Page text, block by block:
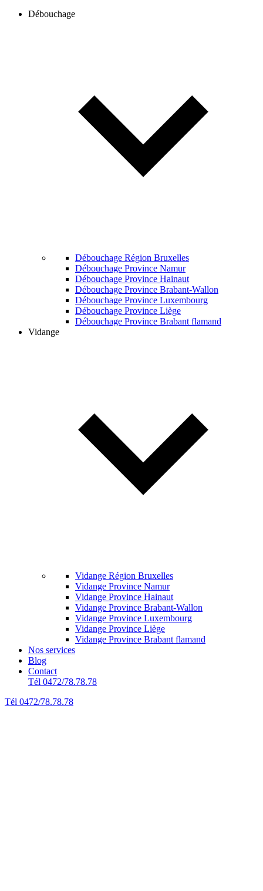
Débouchage
Débouchage Région Bruxelles
Débouchage Province Namur
Débouchage Province Hainaut
Débouchage Province Brabant-Wallon
Débouchage Province Luxembourg
Débouchage Province Liège
Débouchage Province Brabant flamand
Vidange
Vidange Région Bruxelles
Vidange Province Namur
Vidange Province Hainaut
Vidange Province Brabant-Wallon
Vidange Province Luxembourg
Vidange Province Liège
Vidange Province Brabant flamand
Nos services
Blog
Contact
Tél 0472/78.78.78
Tél 0472/78.78.78